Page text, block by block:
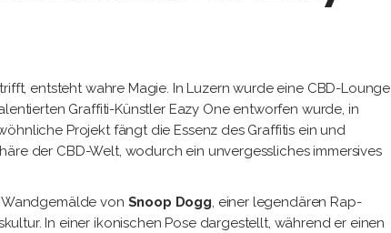
entsteht wahre Magie. In Luzern wurde eine CBD-Lounge
Graffiti-Künstler Eazy One entworfen wurde, in
Projekt fängt die Essenz des Graffitis ein und
der CBD-Welt, wodurch ein unvergessliches immersives
Wandgemälde von Snoop Dogg, einer legendären Rap-
In einer ikonischen Pose dargestellt, während er einen